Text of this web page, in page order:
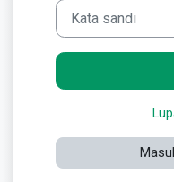
Kata sandi